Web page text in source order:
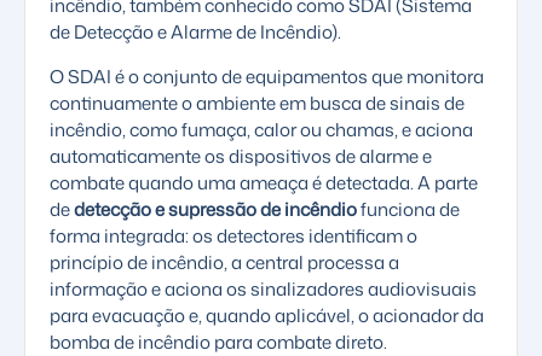
incêndio, também conhecido como SDAI (Sistema
de Detecção e Alarme de Incêndio).
O SDAI é o conjunto de equipamentos que monitora
continuamente o ambiente em busca de sinais de
incêndio, como fumaça, calor ou chamas, e aciona
automaticamente os dispositivos de alarme e
combate quando uma ameaça é detectada. A parte
dedetecção e supressão de incêndiofunciona de
forma integrada: os detectores identificam o
princípio de incêndio, a central processa a
informação e aciona os sinalizadores audiovisuais
para evacuação e, quando aplicável, o acionador da
bomba de incêndio para combate direto.